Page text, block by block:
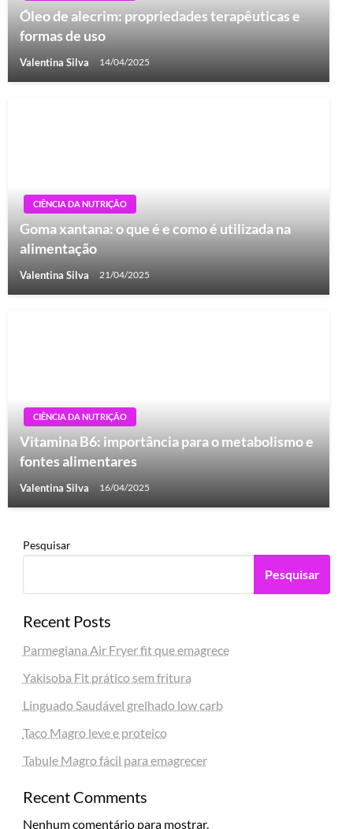
Óleo de alecrim: propriedades terapêuticas e
formas de uso
Valentina Silva 14/04/2025
CIÊNCIA DA NUTRIÇÃO
Goma xantana: o que é e como é utilizada na
alimentação
Valentina Silva 21/04/2025
CIÊNCIA DA NUTRIÇÃO
Vitamina B6: importância para o metabolismo e
fontes alimentares
Valentina Silva 16/04/2025
Pesquisar
Pesquisar
Recent Posts
Parmegiana Air Fryer fit que emagrece
Yakisoba Fit prático sem fritura
Linguado Saudável grelhado low carb
Taco Magro leve e proteico
Tabule Magro fácil para emagrecer
Recent Comments
Nenhum comentário para mostrar.